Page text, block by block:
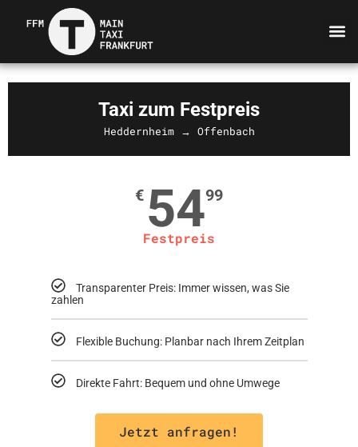
Taxi zum Festpreis
Heddernheim → Offenbach
€ 5499
Festpreis
Transparenter Preis: Immer wissen, was Sie
zahlen
Flexible Buchung: Planbar nach Ihrem Zeitplan
Direkte Fahrt: Bequem und ohne Umwege
Jetzt anfragen!